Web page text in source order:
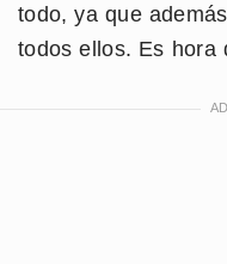
todo, ya que
todos ellos. Es hora